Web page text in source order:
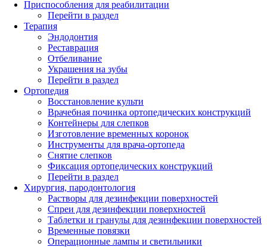
Приспособления для реабилитации
Перейти в раздел
Терапия
Эндодонтия
Реставрация
Отбеливание
Украшения на зубы
Перейти в раздел
Ортопедия
Восстановление культи
Врачебная починка ортопедических конструкций
Контейнеры для слепков
Изготовление временных коронок
Инструменты для врача-ортопеда
Снятие слепков
Фиксация ортопедических конструкций
Перейти в раздел
Хирургия, пародонтология
Растворы для дезинфекции поверхностей
Спреи для дезинфекции поверхностей
Таблетки и гранулы для дезинфекции поверхностей
Временные повязки
Операционные лампы и светильники